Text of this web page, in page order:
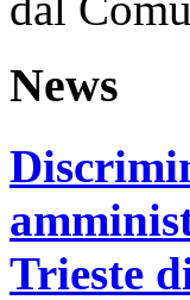
News
Trieste